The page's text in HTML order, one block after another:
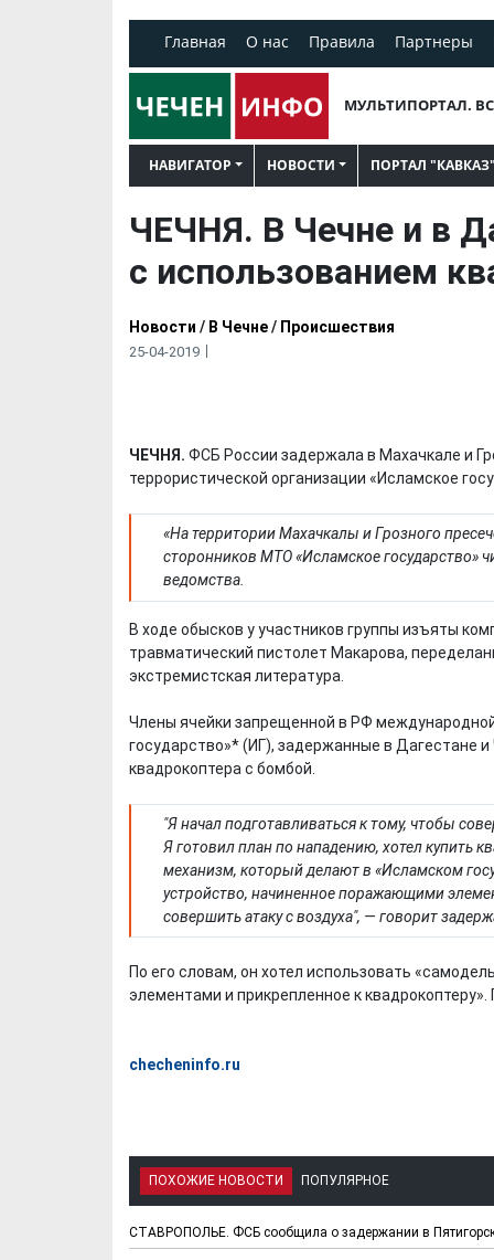
Главная О нас Правила Партнеры
МУЛЬТИПОРТАЛ.
НАВИГАТОР НОВОСТИ ПОРТАЛ "КАВКАЗ"
ЧЕЧНЯ. В Чечне и в
с использованием
Новости / В Чечне/ Происшествия
25-04-2019
ЧЕЧНЯ. ФСБ России задержала в Махачкале и
террористической организации «Исламское
«На территории Махачкалы и Грозного
сторонников МТО «Исламское государство»
ведомства.
В ходе обысков у участников группы изъяты
травматический пистолет Макарова,
экстремистская литература.
Члены ячейки запрещенной в РФ
государство»* (ИГ), задержанные в Дагестане
квадрокоптера с бомбой.
"Я начал подготавливаться к тому, чтобы
Я готовил план по нападению, хотел купить
механизм, который делают в «Исламском
устройство, начиненное поражающими
совершить атаку с воздуха", — говорит
По его словам, он хотел использовать
элементами и прикрепленное к
checheninfo.ru
ПОХОЖИЕ НОВОСТИ ПОПУЛЯРНОЕ
СТАВРОПОЛЬЕ. ФСБ сообщила о задержании в